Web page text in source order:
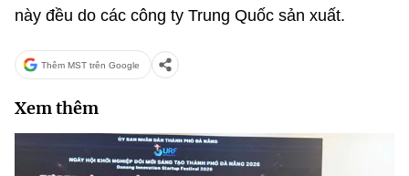
này đều do các công ty Trung Quốc sản xuất.
Thêm MST trên Google
Xem thêm